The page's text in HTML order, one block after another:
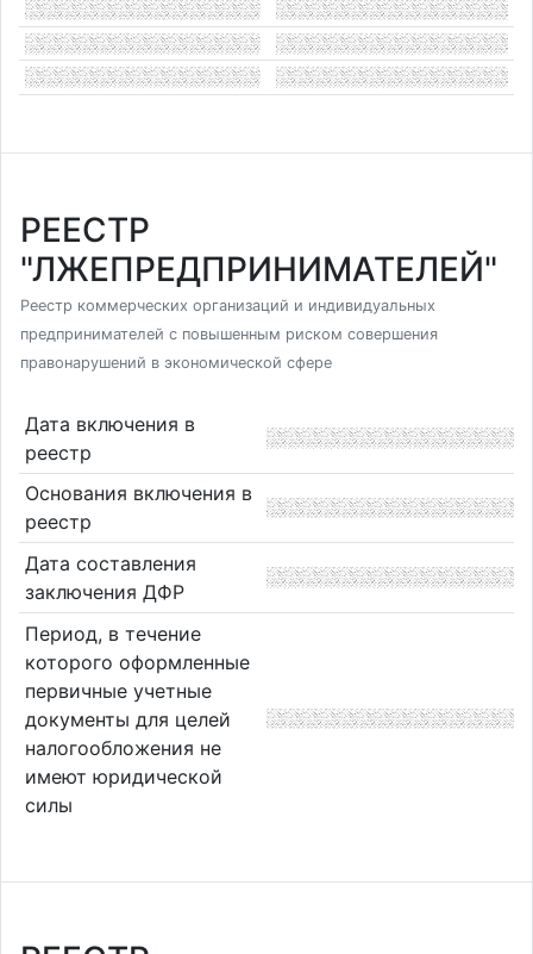
РЕЕСТР
"ЛЖЕПРЕДПРИНИМАТЕЛЕЙ"
Реестр коммерческих организаций и индивидуальных
предпринимателей с повышенным риском совершения
правонарушений в экономической сфере
Дата включения в
реестр
Основания включения в
реестр
Дата составления
заключения ДФР
Период, в течение
которого оформленные
первичные учетные
документы для целей
налогообложения не
имеют юридической
силы